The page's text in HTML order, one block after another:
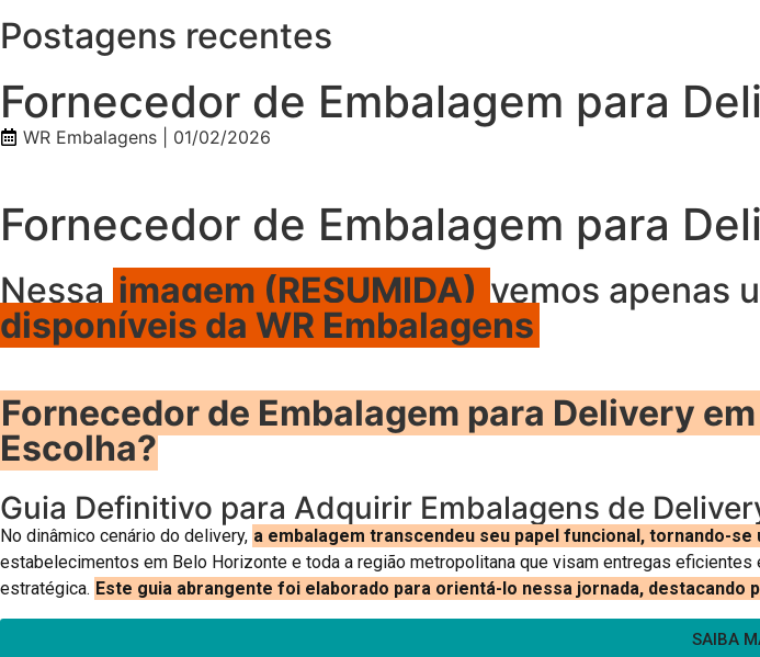
Postagens recentes
Fornecedor de Embalagem para
WR Embalagens | 01/02/2026
Fornecedor de Embalagem para
Nessa imagem (RESUMIDA) vemos apenas
disponíveis da WR Embalagens
Fornecedor de Embalagem para Delivery
Escolha?
Guia Definitivo para Adquirir Embalagens de
No dinâmico cenário do delivery, a embalagem transcendeu seu papel funcional, tornando-
estabelecimentos em Belo Horizonte e toda a região metropolitana que visam entregas
estratégica. Este guia abrangente foi elaborado para orientá-lo nessa jornada, destacando
SAIBA